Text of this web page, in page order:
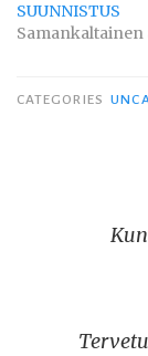
SUUNNISTUS
CATEGORIES